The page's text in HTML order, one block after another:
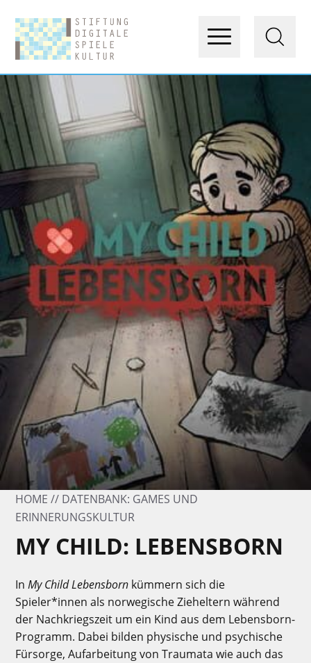
HOME
DATENBANK: GAMES UND
ERINNERUNGSKULTUR
MY CHILD: LEBENSBORN
InMy Child Lebensborn kümmern sich die
Spieler*innen als norwegische Zieheltern während
der Nachkriegszeit um ein Kind aus dem Lebensborn-
Programm. Dabei bilden physische und psychische
Fürsorge, Aufarbeitung von Traumata wie auch das